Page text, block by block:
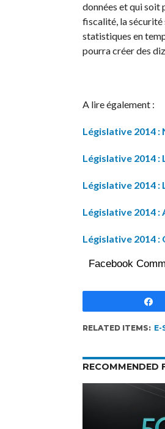
données et qui soit
fiscalité, la sécurité
statistiques en
pourra créer des
A lire également :
Législative 2014 :
Législative 2014 :
Législative 2014 :
Législative 2014
Législative 2014
Facebook
RELATED ITEMS: E-
RECOMMENDED